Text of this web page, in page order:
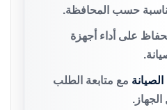
حسب المحافظة.
على أداء أجهزة
مع متابعة الطلب